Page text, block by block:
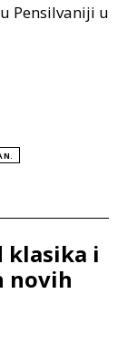
Pensilvaniji u
klasika i
novih